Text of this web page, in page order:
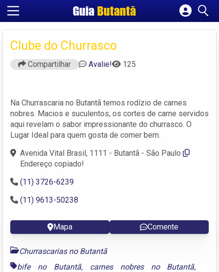
GuiaButantã
Cadastrar empresa
Criar conta
Clube do Churrasco
Compartilhar Avalie! 125
Na Churrascaria no Butantã temos rodízio de carnes
nobres. Macios e suculentos, os cortes de carne servidos
aqui revelam o sabor impressionante do churrasco. O
Lugar Ideal para quem gosta de comer bem.
Avenida Vital Brasil, 1111 - Butantã - São Paulo
Endereço copiado!
(11) 3726-6239
(11) 9613-50238
Mapa Comente
Churrascarias no Butantã
bife no Butantã, carnes nobres no Butantã,